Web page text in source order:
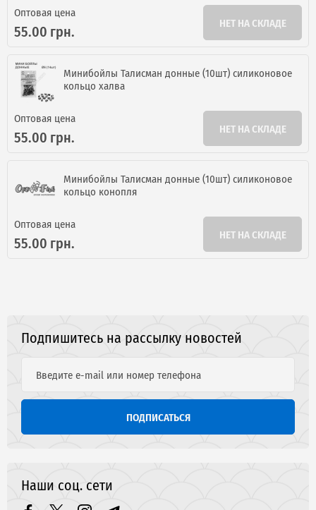
Оптовая цена
55.00 грн. НЕТ НА СКЛАДЕ
Минибойлы Талисман донные (10шт) силиконовое
кольцо халва
Оптовая цена
55.00 грн. НЕТ НА СКЛАДЕ
Минибойлы Талисман донные (10шт) силиконовое
кольцо конопля
Оптовая цена
55.00 грн. НЕТ НА СКЛАДЕ
Подпишитесь на рассылку новостей
ПОДПИСАТЬСЯ
Наши соц. сети